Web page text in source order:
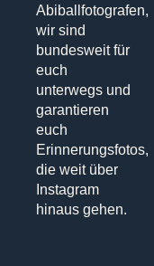
Abiballfotografen,
wir sind
bundesweit für
euch
unterwegs und
garantieren
euch
Erinnerungsfotos,
die weit über
Instagram
hinaus gehen.